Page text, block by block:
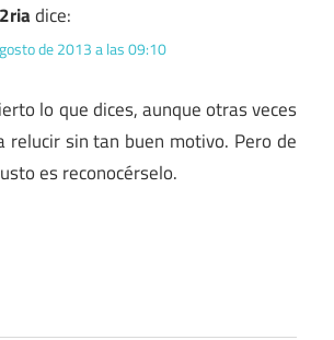
dice:
de 2013 a las 09:10
lo que dices, aunque otras veces
relucir sin tan buen motivo. Pero de
es reconocérselo.